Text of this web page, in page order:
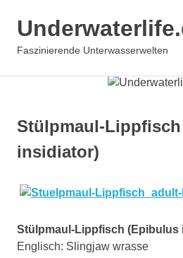
Faszinierende Unterwasserwelten
Stülpmaul-
insidiator)
Stülpmaul-Lippfisch (Epibulus
Englisch: Slingjaw wrasse